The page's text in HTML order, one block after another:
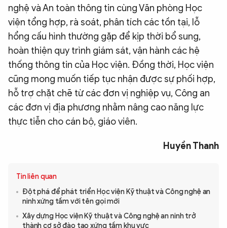
nghệ và An toàn thông tin cùng Văn phòng Học
viện tổng hợp, rà soát, phân tích các tồn tại, lỗ
hổng cấu hình thường gặp để kịp thời bổ sung,
hoàn thiện quy trình giám sát, vận hành các hệ
thống thông tin của Học viện. Đồng thời, Học viện
cũng mong muốn tiếp tục nhận được sự phối hợp,
hỗ trợ chặt chẽ từ các đơn vị nghiệp vụ, Công an
các đơn vị địa phương nhằm nâng cao năng lực
thực tiễn cho cán bộ, giáo viên.
Huyền Thanh
Tin liên quan
Đột phá để phát triển Học viện Kỹ thuật và Công nghệ an
ninh xứng tầm với tên gọi mới
Xây dựng Học viện Kỹ thuật và Công nghệ an ninh trở
thành cơ sở đào tạo xứng tầm khu vực